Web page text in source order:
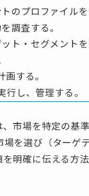
のプロファイルを
調査する。
ト・セグメントを
する。
し、管理する。
市場を特定の基
を選び（ターゲ
明確に伝える方